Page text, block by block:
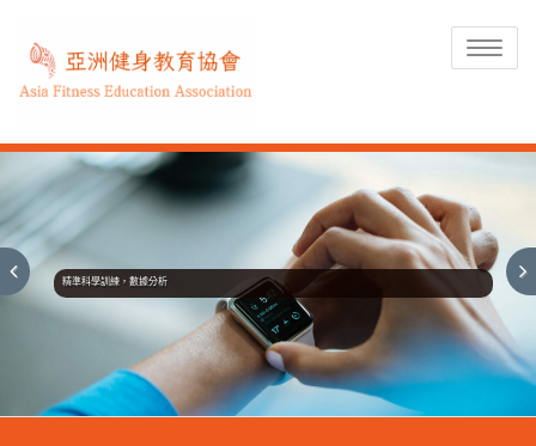
Toggle
舒緩伸展，運動表現更好